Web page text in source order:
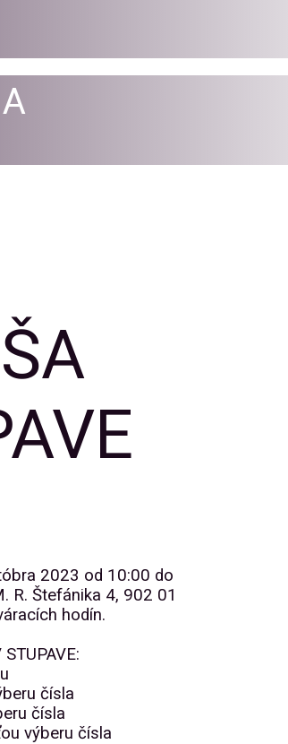
2023 od 10:00 do
R. Štefánika 4, 902 01
hodín.
čísla
čísla
výberu čísla